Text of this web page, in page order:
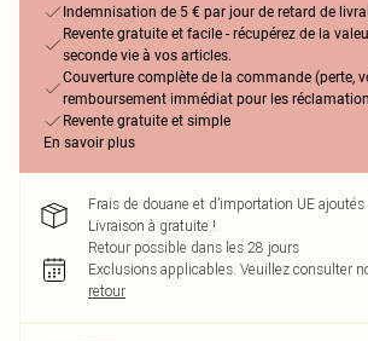
Indemnisation de 5 € par jour de retard de
Revente gratuite et facile - récupérez de la
seconde vie à vos articles.
Couverture complète de la commande (perte,
remboursement immédiat pour les
Revente gratuite et simple
En savoir plus
Frais de douane et d’importation UE
Livraison à gratuite !
Retour possible dans les 28 jours
Exclusions applicables. Veuillez consulter
retour